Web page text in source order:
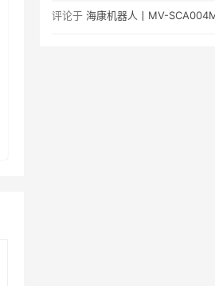
评论于 海康机器人丨MV-SCA004M 80万像素黑白视觉传感器产品